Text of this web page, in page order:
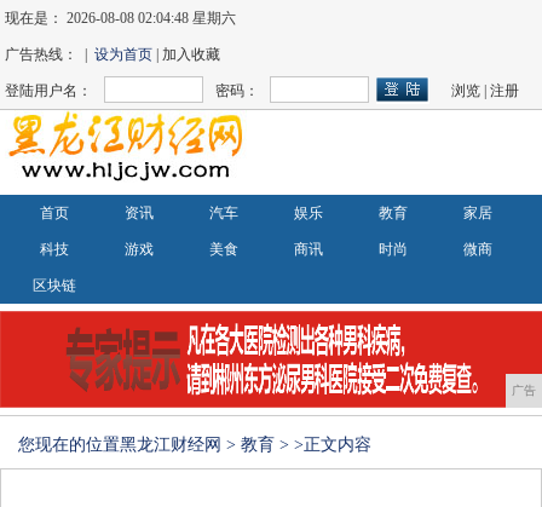
现在是：2026-08-08 02:04:48 星期六
广告热线： |设为首页 | 加入收藏
登陆用户名： 密码： 浏览 |注册
首页 资讯 汽车 娱乐 教育 家居
科技 游戏 美食 商讯 时尚 微商
区块链
广告
您现在的位置黑龙江财经网 > 教育 > >正文内容